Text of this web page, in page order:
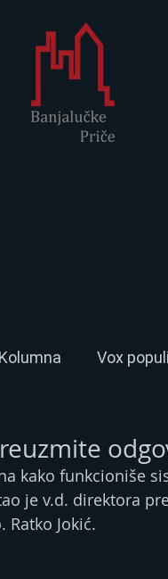
Kolumna Vox populi
kako funkcioniše
je v.d. direktora
Jokić.